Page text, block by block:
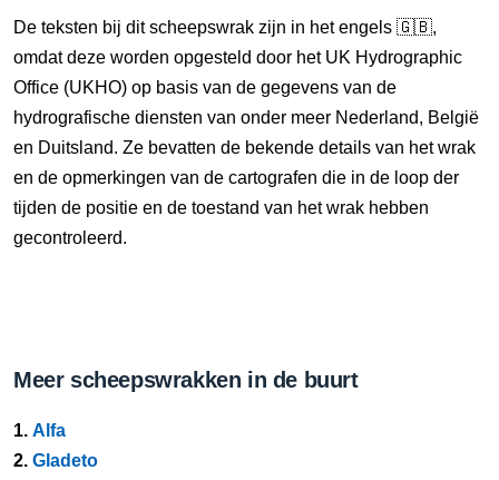
De teksten bij dit scheepswrak zijn in het engels 🇬🇧,
omdat deze worden opgesteld door het UK Hydrographic
Office (UKHO) op basis van de gegevens van de
hydrografische diensten van onder meer Nederland, België
en Duitsland. Ze bevatten de bekende details van het wrak
en de opmerkingen van de cartografen die in de loop der
tijden de positie en de toestand van het wrak hebben
gecontroleerd.
Meer scheepswrakken in de buurt
1. Alfa
2. Gladeto